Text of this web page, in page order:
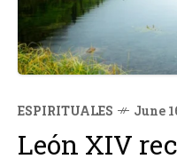
ESPIRITUALES June
León XIV